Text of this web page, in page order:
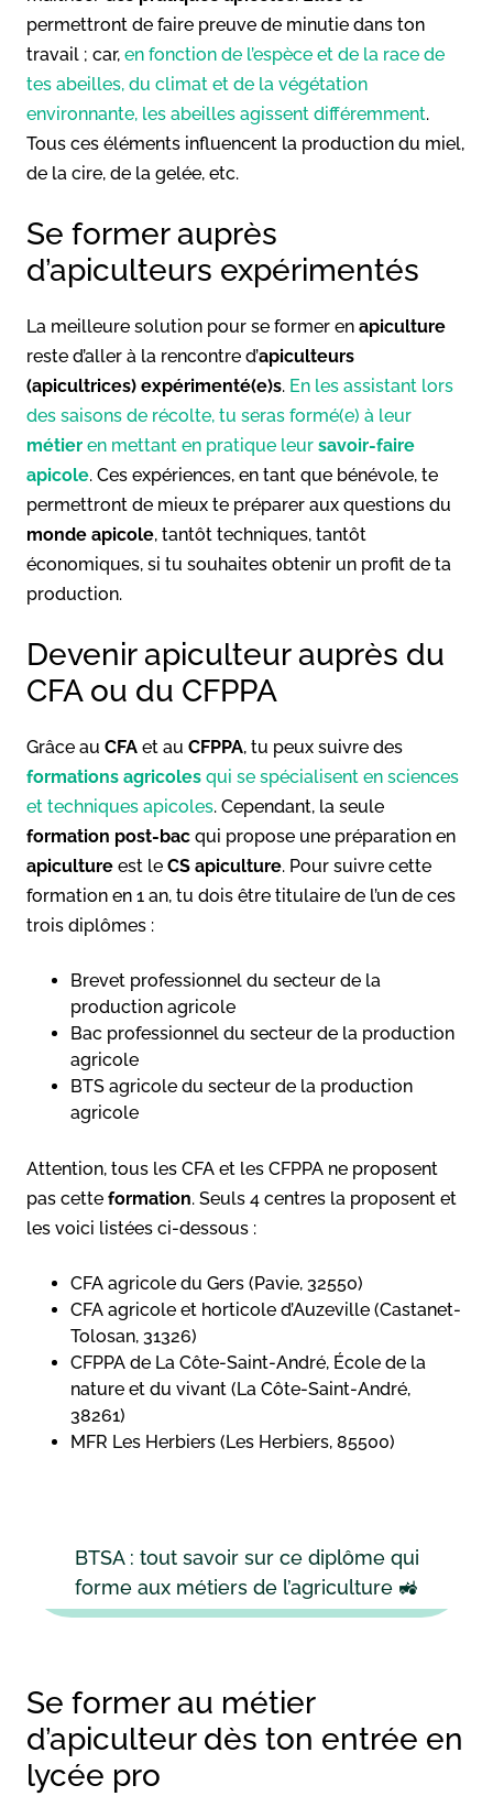
permettront de faire preuve de minutie dans ton
travail ; car, en fonction de l’espèce et de la race de
tes abeilles, du climat et de la végétation
environnante, les abeilles agissent différemment.
Tous ces éléments influencent la production du miel,
de la cire, de la gelée, etc.
Se former auprès
d’apiculteurs expérimentés
La meilleure solution pour se former en apiculture
reste d’aller à la rencontre d’apiculteurs
(apicultrices) expérimenté(e)s. En les assistant lors
des saisons de récolte, tu seras formé(e) à leur
métier en mettant en pratique leur savoir-faire
apicole. Ces expériences, en tant que bénévole, te
permettront de mieux te préparer aux questions du
monde apicole, tantôt techniques, tantôt
économiques, si tu souhaites obtenir un profit de ta
production.
Devenir apiculteur auprès du
CFA ou du CFPPA
Grâce au CFA et au CFPPA, tu peux suivre des
formations agricoles qui se spécialisent en sciences
et techniques apicoles. Cependant, la seule
formation post-bac qui propose une préparation en
apiculture est le CS apiculture. Pour suivre cette
formation en 1 an, tu dois être titulaire de l’un de ces
trois diplômes :
Brevet professionnel du secteur de la
production agricole
Bac professionnel du secteur de la production
agricole
BTS agricole du secteur de la production
agricole
Attention, tous les CFA et les CFPPA ne proposent
pas cette formation. Seuls 4 centres la proposent et
les voici listées ci-dessous :
CFA agricole du Gers (Pavie, 32550)
CFA agricole et horticole d’Auzeville (Castanet-
Tolosan, 31326)
CFPPA de La Côte-Saint-André, École de la
nature et du vivant (La Côte-Saint-André,
38261)
MFR Les Herbiers (Les Herbiers, 85500)
BTSA : tout savoir sur ce diplôme qui
forme aux métiers de l’agriculture 🚜
Se former au métier
d’apiculteur dès ton entrée en
lycée pro